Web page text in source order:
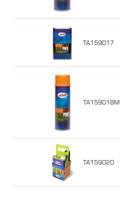
TA159017
TA159018M
TA159020